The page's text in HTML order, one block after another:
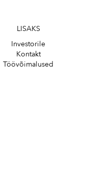
LISAKS
Investorile
Kontakt
Töövõimalused